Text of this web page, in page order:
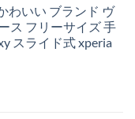
わいい ブランド ヴ
ス フリーサイズ 手
スライド式 xperia